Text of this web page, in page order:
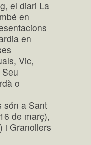
el diari La
en
en
Vic,
o
són a Sant
de març),
i Granollers